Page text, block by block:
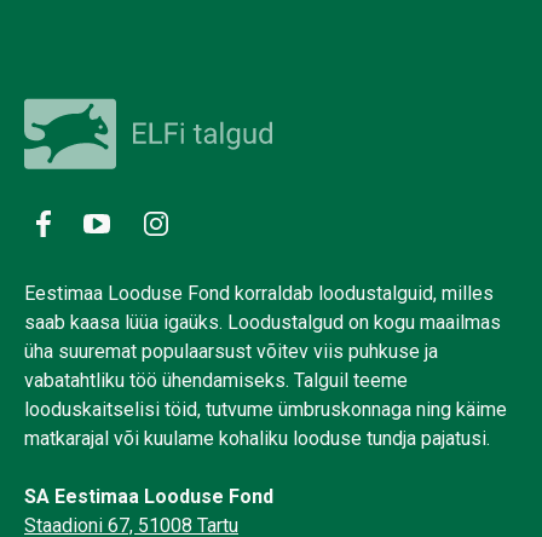
Eestimaa Looduse Fond korraldab loodustalguid, milles
saab kaasa lüüa igaüks. Loodustalgud on kogu maailmas
üha suuremat populaarsust võitev viis puhkuse ja
vabatahtliku töö ühendamiseks. Talguil teeme
looduskaitselisi töid, tutvume ümbruskonnaga ning käime
matkarajal või kuulame kohaliku looduse tundja pajatusi.
SA Eestimaa Looduse Fond
Staadioni 67, 51008 Tartu